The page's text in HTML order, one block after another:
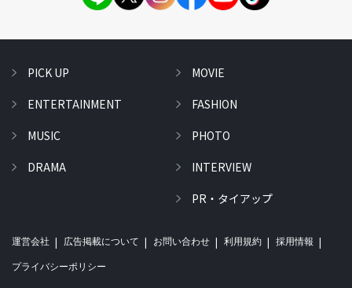
PICK UP
ENTERTAINMENT
MUSIC
DRAMA
MOVIE
FASHION
PHOTO
INTERVIEW
PR・タイアップ
運営会社 広告掲載について お問い合わせ 利用規約 採用情報
プライバシーポリシー